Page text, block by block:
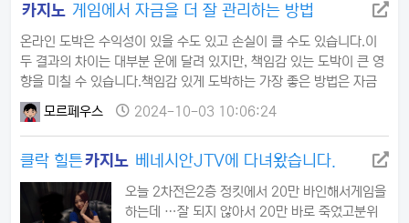
치는 우렁찬 목소리, 담배 연기 자욱한 공기 속에서 나는 이상한 매력
을 느꼈다. 특히 당구를 치는 그들의…
카지노 게임에서 자금을 더 잘 관리하는 방법
온라인 도박은 수익성이 있을 수도 있고 손실이 클 수도 있습니다.이
두 결과의 차이는 대부분 운에 달려 있지만, 책임감 있는 도박이 큰 영
향을 미칠 수 있습니다.책임감 있게 도박하는 가장 좋은 방법은 자금
관리를 실천하는 것입니다. 그렇다면 어떻게 해야 할까요?온라인 포커
의 흥미로움은 때때로 일부 사람들이 미리 계획한 자금 관리 방식을 잊
게 하여 무모하게 도박하게 만들 수 있습니다.이 가이드에서는온라인
포커 환경에서 자금을 더 잘 관리할 수 있는 실질적인 팁을 제공하겠습
니다.보너스를 비교해보세요온라인 카지노 사이트는 수천 개가 있으
모르페우스 2024-10-03 10:06:24
클락 힐튼카지노 베네시안JTV에 다녀왔습니다.
오늘 2차전은2층 정킷에서 20만 바인해서 게임을
하는데 …잘 되지 않아서 20만 바로 죽었고분위